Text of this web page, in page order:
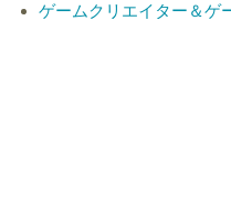
ゲームクリエイター＆ゲ